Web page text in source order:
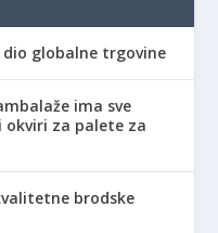
globalne trgovine
ima sve
okviri za palete za
brodske